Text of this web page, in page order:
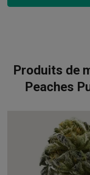
Produits de
Peaches